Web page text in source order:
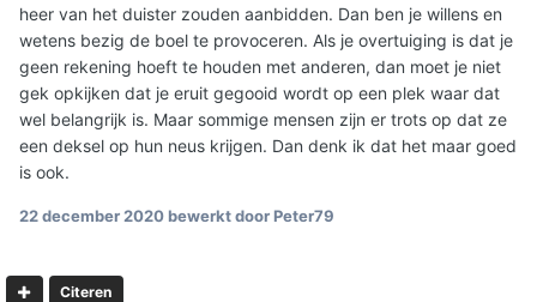
heer van het duister zouden aanbidden. Dan ben je willens en
wetens bezig de boel te provoceren. Als je overtuiging is dat je
geen rekening hoeft te houden met anderen, dan moet je niet
gek opkijken dat je eruit gegooid wordt op een plek waar dat
wel belangrijk is. Maar sommige mensen zijn er trots op dat ze
een deksel op hun neus krijgen. Dan denk ik dat het maar goed
is ook.
22 december 2020bewerkt door Peter79
Citeren